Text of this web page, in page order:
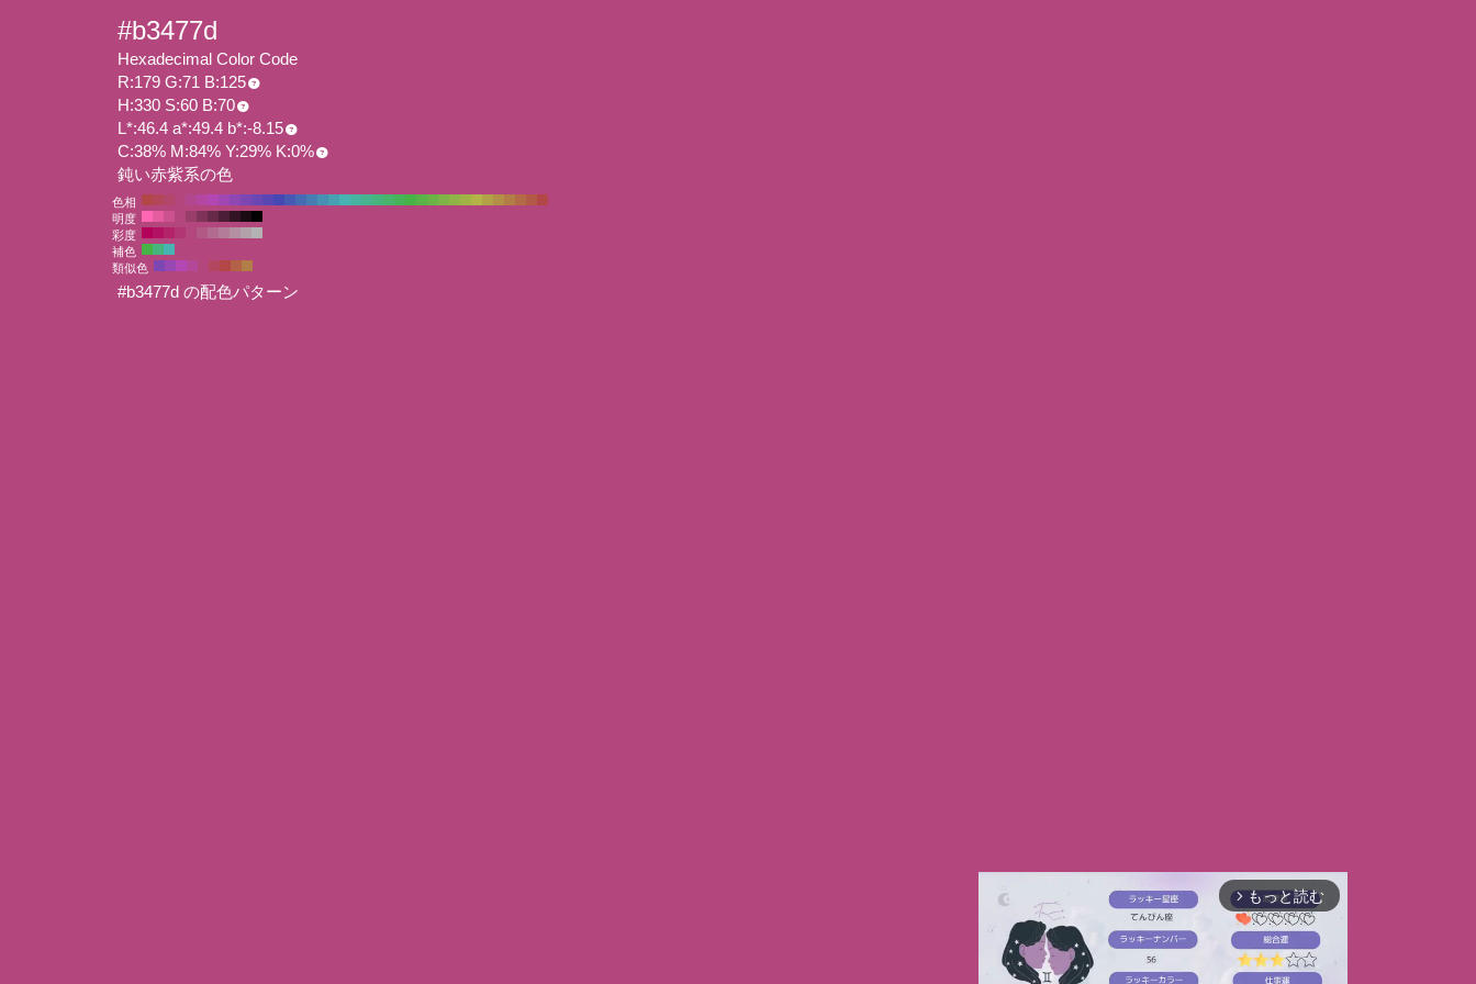
#b3477d
Hexadecimal Color Code
R:179 G:71 B:125
H:330 S:60 B:70
L*:46.4 a*:49.4 b*:-8.15
C:38% M:84% Y:29% K:0%
鈍い赤紫系の色
色相
明度
彩度
補色
類似色
#b3477d の配色パターン
arrow_forward_ios もっと読む